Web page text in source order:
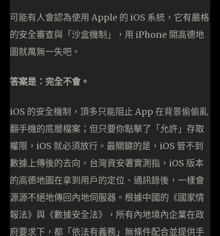
可能有人會認為使用 Apple 的 iOS 系統，它有嚴格
的安全審查與「沙盒機制」，用 iPhone 開高德地
圖就萬無一失吧。
答案是：完全不會。
iOS 的安全機制，頂多只能阻止 App 在背景偷偷亂
翻手機的底層檔案；但只要你點擊了「允許」存取
權限，iOS 就必須放行。最關鍵的是，iOS 管不到
數據上傳後的去向。台灣資安署實測指，iOS 版本
的高德地圖在拿到用戶的定位、通訊錄後，一樣會
源源不絕地傳回內地伺服器。根據中國的《國家情
報法》與《數據安全法》，所有內地境內企業在政
府要求下，都「依法有義務」無條件配合並提供手